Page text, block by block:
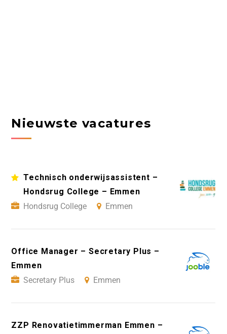
Nieuwste vacatures
Technisch onderwijsassistent –
Hondsrug College – Emmen
Hondsrug College
Emmen
Office Manager – Secretary Plus –
Emmen
Secretary Plus
Emmen
ZZP Renovatietimmerman Emmen –